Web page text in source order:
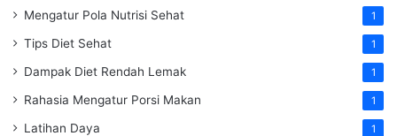
Mengatur Pola Nutrisi Sehat 1
Tips Diet Sehat 1
Dampak Diet Rendah Lemak 1
Rahasia Mengatur Porsi Makan 1
Latihan Daya 1